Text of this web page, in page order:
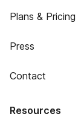
Plans & Pricing
Press
Contact
Resources